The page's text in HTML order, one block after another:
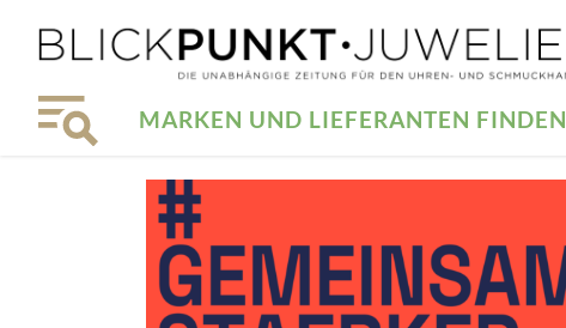
MARKEN UND LIEFERANTEN FINDEN